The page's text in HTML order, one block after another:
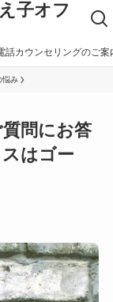
子オフ
話カウンセリングのご案
悩み
質問にお答
はゴー